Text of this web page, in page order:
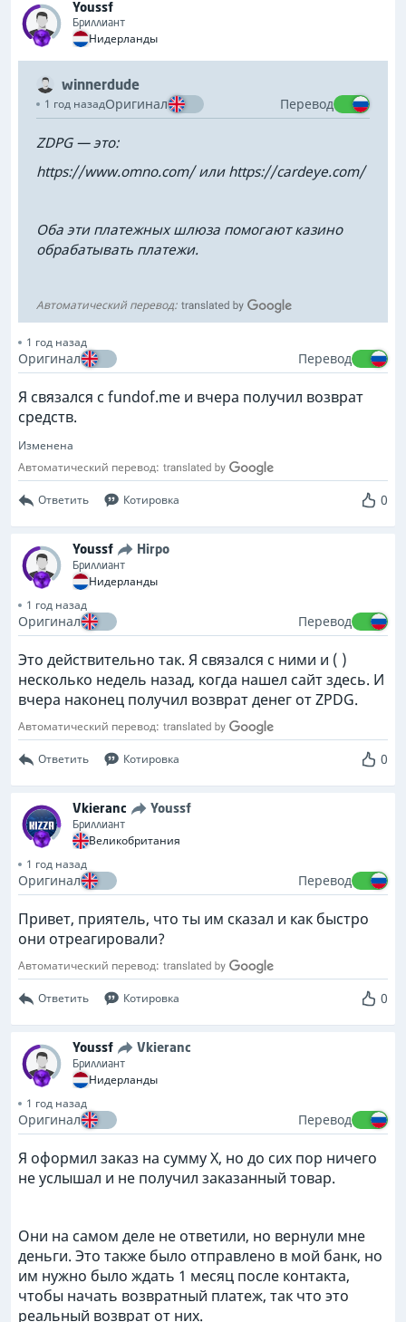
Youssf
Бриллиант
Нидерланды
winnerdude
1 год назадОригинал Перевод
ZDPG — это:
https://www.omno.com/ или https://cardeye.com/
Оба эти платежных шлюза помогают казино
обрабатывать платежи.
Автоматический перевод:
1 год назад
Оригинал Перевод
Я связался с fundof.me и вчера получил возврат
средств.
Изменена
Автоматический перевод:
Ответить Котировка 0
Youssf Hirpo
Бриллиант
Нидерланды
1 год назад
Оригинал Перевод
Это действительно так. Я связался с ними и ( )
несколько недель назад, когда нашел сайт здесь. И
вчера наконец получил возврат денег от ZPDG.
Автоматический перевод:
Ответить Котировка 0
Vkieranc Youssf
Бриллиант
Великобритания
1 год назад
Оригинал Перевод
Привет, приятель, что ты им сказал и как быстро
они отреагировали?
Автоматический перевод:
Ответить Котировка 0
Youssf Vkieranc
Бриллиант
Нидерланды
1 год назад
Оригинал Перевод
Я оформил заказ на сумму X, но до сих пор ничего
не услышал и не получил заказанный товар.
Они на самом деле не ответили, но вернули мне
деньги. Это также было отправлено в мой банк, но
им нужно было ждать 1 месяц после контакта,
чтобы начать возвратный платеж, так что это
реальный возврат от них.